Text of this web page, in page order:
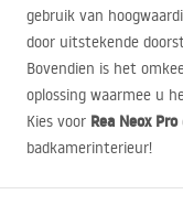
gebruik van
door uitstekende
Bovendien is het
oplossing waarmee u
Kies voor Rea Neox Pro
badkamerinterieur!